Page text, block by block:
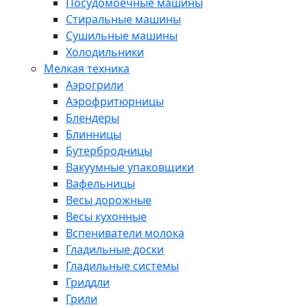
Стиральные машины
Сушильные машины
Холодильники
Мелкая техника
Аэрогрили
Аэрофритюрницы
Блендеры
Блинницы
Бутербродницы
Вакуумные упаковщики
Вафельницы
Весы дорожные
Весы кухонные
Вспениватели молока
Гладильные доски
Гладильные системы
Гриддли
Грили